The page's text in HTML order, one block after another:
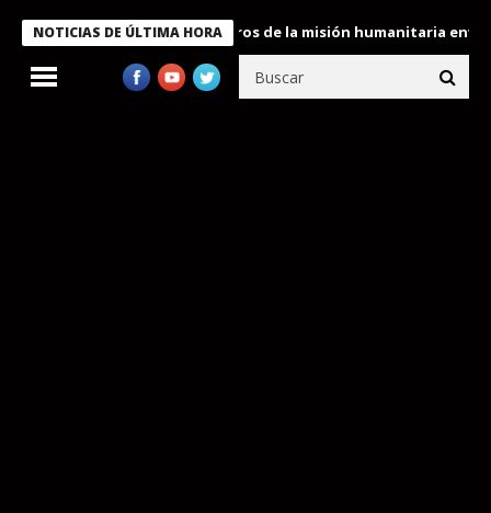
NOTICIAS DE ÚLTIMA HORA
condecora a miembros de la misión humanitaria enviada a